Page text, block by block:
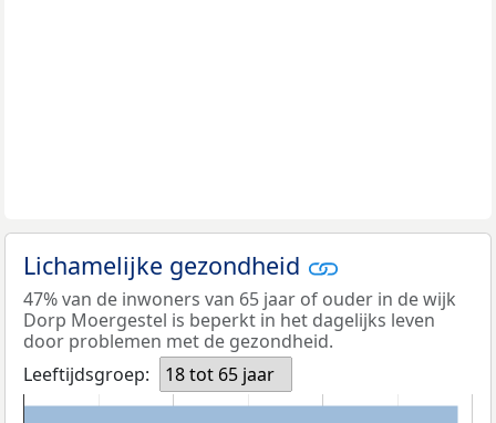
Lichamelijke gezondheid
47% van de inwoners van 65 jaar of ouder in de wijk
Dorp Moergestel is beperkt in het dagelijks leven
door problemen met de gezondheid.
Leeftijdsgroep:
18 tot 65 jaar